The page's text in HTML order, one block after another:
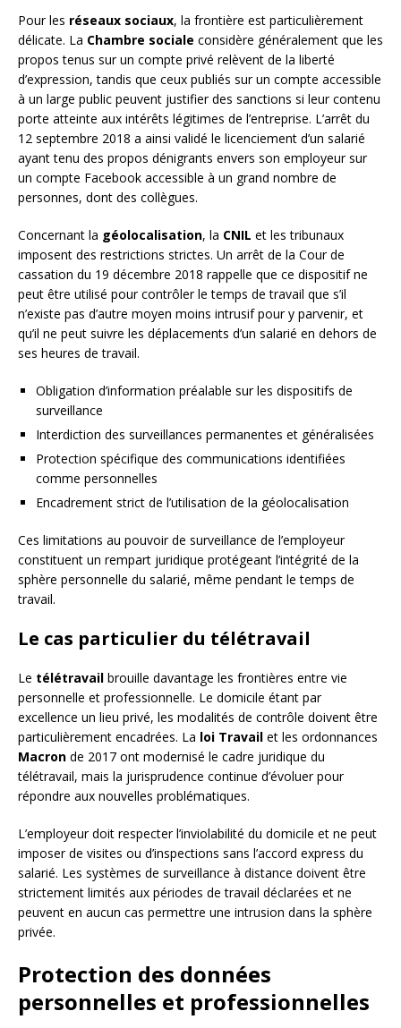
Pour les réseaux sociaux, la frontière est particulièrement
délicate. La Chambre sociale considère généralement que les
propos tenus sur un compte privé relèvent de la liberté
d’expression, tandis que ceux publiés sur un compte accessible
à un large public peuvent justifier des sanctions si leur contenu
porte atteinte aux intérêts légitimes de l’entreprise. L’arrêt du
12 septembre 2018 a ainsi validé le licenciement d’un salarié
ayant tenu des propos dénigrants envers son employeur sur
un compte Facebook accessible à un grand nombre de
personnes, dont des collègues.
Concernant la géolocalisation, la CNIL et les tribunaux
imposent des restrictions strictes. Un arrêt de la Cour de
cassation du 19 décembre 2018 rappelle que ce dispositif ne
peut être utilisé pour contrôler le temps de travail que s’il
n’existe pas d’autre moyen moins intrusif pour y parvenir, et
qu’il ne peut suivre les déplacements d’un salarié en dehors de
ses heures de travail.
Obligation d’information préalable sur les dispositifs de
surveillance
Interdiction des surveillances permanentes et généralisées
Protection spécifique des communications identifiées
comme personnelles
Encadrement strict de l’utilisation de la géolocalisation
Ces limitations au pouvoir de surveillance de l’employeur
constituent un rempart juridique protégeant l’intégrité de la
sphère personnelle du salarié, même pendant le temps de
travail.
Le cas particulier du télétravail
Le télétravail brouille davantage les frontières entre vie
personnelle et professionnelle. Le domicile étant par
excellence un lieu privé, les modalités de contrôle doivent être
particulièrement encadrées. La loi Travail et les ordonnances
Macron de 2017 ont modernisé le cadre juridique du
télétravail, mais la jurisprudence continue d’évoluer pour
répondre aux nouvelles problématiques.
L’employeur doit respecter l’inviolabilité du domicile et ne peut
imposer de visites ou d’inspections sans l’accord express du
salarié. Les systèmes de surveillance à distance doivent être
strictement limités aux périodes de travail déclarées et ne
peuvent en aucun cas permettre une intrusion dans la sphère
privée.
Protection des données
personnelles et professionnelles